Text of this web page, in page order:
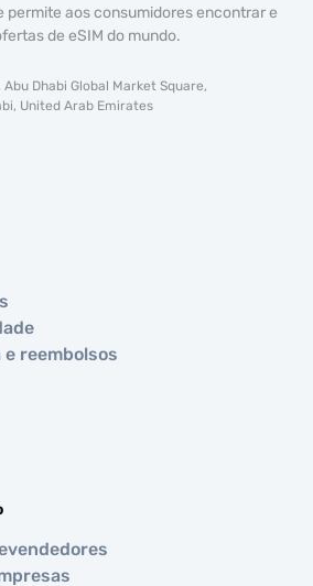
permite aos consumidores encontrar e
de eSIM do mundo.
Dhabi Global Market Square,
United Arab Emirates
reembolsos